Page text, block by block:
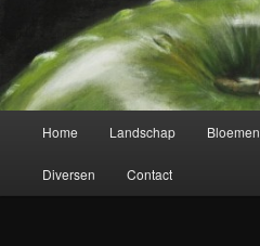
Home Landschap Bloemen
Diversen Contact